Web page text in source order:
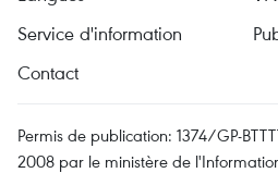
Service d'information
Contact
Permis de publication: 1374/GP-
2008 par le ministère de